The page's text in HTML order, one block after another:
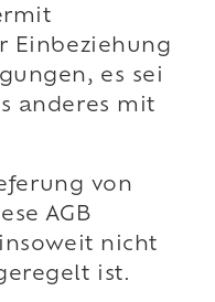
Einbeziehung
es sei
anderes mit
von
AGB
nicht
ist.